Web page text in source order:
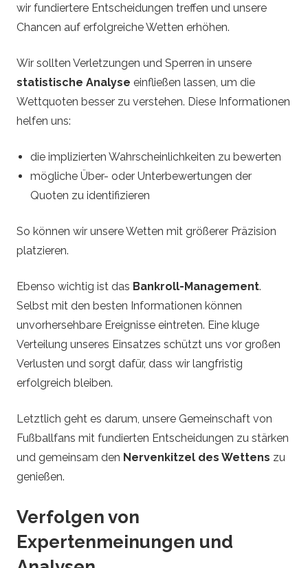
wir fundiertere Entscheidungen treffen und unsere
Chancen auf erfolgreiche Wetten erhöhen.
Wir sollten Verletzungen und Sperren in unsere
statistische Analyse einfließen lassen, um die
Wettquoten besser zu verstehen. Diese Informationen
helfen uns:
die implizierten Wahrscheinlichkeiten zu bewerten
mögliche Über- oder Unterbewertungen der
Quoten zu identifizieren
So können wir unsere Wetten mit größerer Präzision
platzieren.
Ebenso wichtig ist das Bankroll-Management.
Selbst mit den besten Informationen können
unvorhersehbare Ereignisse eintreten. Eine kluge
Verteilung unseres Einsatzes schützt uns vor großen
Verlusten und sorgt dafür, dass wir langfristig
erfolgreich bleiben.
Letztlich geht es darum, unsere Gemeinschaft von
Fußballfans mit fundierten Entscheidungen zu stärken
und gemeinsam den Nervenkitzel des Wettens zu
genießen.
Verfolgen von
Expertenmeinungen und